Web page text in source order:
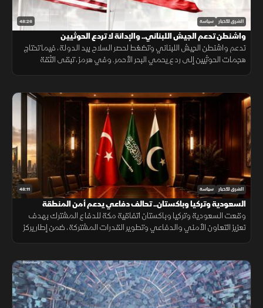
48:26 الشرق للأخبار سياسة
واشنطن تدعم الجيش اللبناني.. والإدانة لا تردع الحوثيين
تدعم واشنطن الجيش اللبناني وتضغط لحصر السلاح بيد الدولة، فيما تحتاج
هجمات الحوثيين إلى ردع يحمي البحر الأحمر. وفي هرمز، تبقى الثقة
48:11 الشرق للأخبار سياسة
السعودية وتركيا وباكستان.. تحالف دفاعي يدعم أمن المنطقة
وقعت السعودية وتركيا وباكستان اتفاقية مكة للدفاع المشترك بهدف
تعزيز التعاون الأمني والدفاعي وتطوير القدرات المشتركة، ضمن إطار يركز